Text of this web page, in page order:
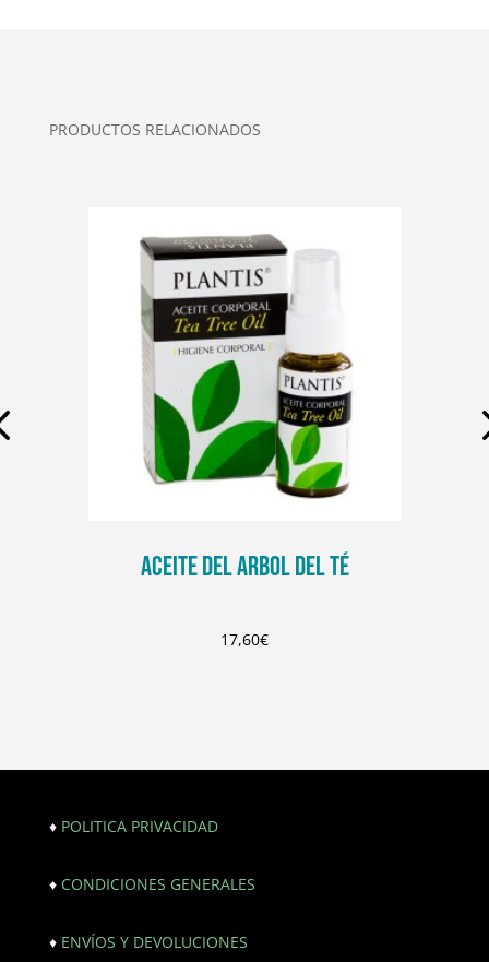
PRODUCTOS RELACIONADOS
ACEITE DEL ARBOL DEL TÉ
17,60€
♦ POLITICA PRIVACIDAD
♦ CONDICIONES GENERALES
♦ ENVÍOS Y DEVOLUCIONES